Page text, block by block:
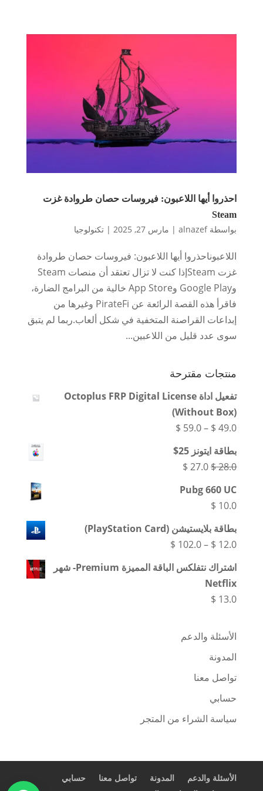
احذروا أيها اللاعبون: فيروسات حصان طروادة غزت
Steam
بواسطةalnazef
| مارس 27, 2025 | تكنولوجيا
اللاعبوناحذروا أيها اللاعبون: فيروسات حصان طروادة
غزت Steamإذا كنت لا تزال تعتقد أن منصات Steam
وGoogle Play وApp Store خالية من البرامج الضارة،
فاقرأ هذه القصة الرائعة عن PirateFi وغيرها من
إبداعات القراصنة المتخفية في شكل ألعاب.ربما لم يتبق
سوى عدد قليل من اللاعبين...
منتجات مقترحة
تفعيل اداة Octoplus FRP Digital License
(Without Box)
$ 49.0
–
$ 59.0 نطاق
من
بطاقة ايتونز 25$
$28.0
السعر
هو:
$ 27.0 السعر
Pubg 660 UC
$ 10.0
بطاقة بلايستيشن (PlayStation Card)
$ 12.0
–
$ 102.0 نطاق
من
اشتراك نتفلكس الباقة المميزة Premium- شهر
Netflix
$ 13.0
الأسئلة والدعم
المدونة
تواصل معنا
حسابي
سياسة الشراء من المتجر
الأسئلة والدعم المدونة تواصل معنا
حسابي